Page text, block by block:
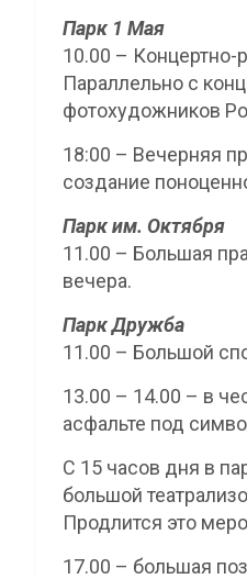
Парк 1 Мая
10.00 – Концертно-
Параллельно с
фотохудожников
18:00 – Вечерняя
создание
Парк им. Октября
11.00 – Большая
вечера.
Парк Дружба
11.00 – Большой
13.00 – 14.00 – в
асфальте под
С 15 часов дня в
большой
Продлится это
17.00 – большая